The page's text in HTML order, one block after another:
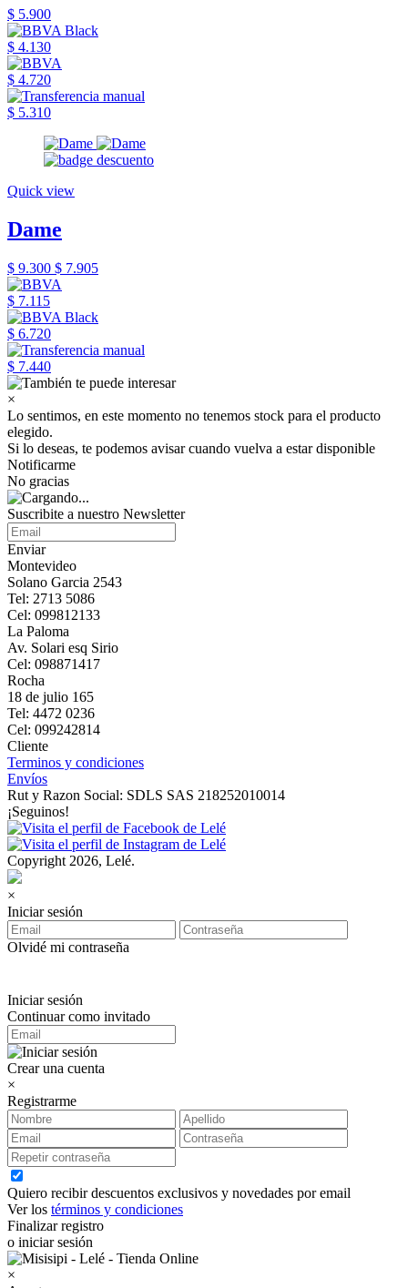
$ 5.900
$ 4.130
$ 4.720
$ 5.310
Quick view
Dame
$ 9.300 $ 7.905
$ 7.115
$ 6.720
$ 7.440
×
Lo sentimos, en este momento no tenemos stock para el producto
elegido.
Si lo deseas, te podemos avisar cuando vuelva a estar disponible
Notificarme
No gracias
Suscribite a nuestro Newsletter
Enviar
Montevideo
Solano Garcia 2543
Tel: 2713 5086
Cel: 099812133
La Paloma
Av. Solari esq Sirio
Cel: 098871417
Rocha
18 de julio 165
Tel: 4472 0236
Cel: 099242814
Cliente
Terminos y condiciones
Envíos
Rut y Razon Social: SDLS SAS 218252010014
¡Seguinos!
Copyright 2026, Lelé.
×
Iniciar sesión
Olvidé mi contraseña
Iniciar sesión
Continuar como invitado
Crear una cuenta
×
Registrarme
Quiero recibir descuentos exclusivos y novedades por email
Ver los términos y condiciones
Finalizar registro
o iniciar sesión
×